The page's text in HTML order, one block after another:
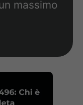
massimo